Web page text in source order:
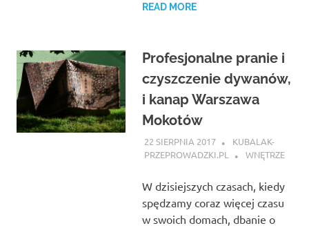
READ MORE
Profesjonalne pranie i
czyszczenie dywanów,
i kanap Warszawa
Mokotów
22 SIERPNIA 2017
KUBALAK-
PRZEPROWADZKI.PL
WNĘTRZE
W dzisiejszych czasach, kiedy
spędzamy coraz więcej czasu
w swoich domach, dbanie o